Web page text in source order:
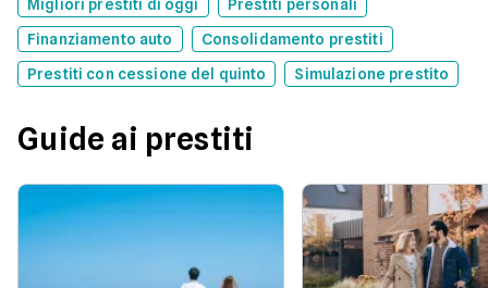
Migliori prestiti di oggi
Prestiti personali
Finanziamento auto
Consolidamento prestiti
Prestiti con cessione del quinto
Simulazione prestito
Guide ai prestiti